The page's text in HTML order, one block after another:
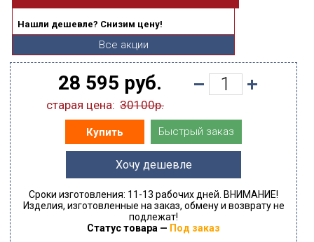
Нашли дешевле? Снизим цену!
Все акции
28 595 руб.
старая цена: 30100р.
Купить Быстрый заказ
Хочу дешевле
Сроки изготовления: 11-13 рабочих дней. ВНИМАНИЕ!
Изделия, изготовленные на заказ, обмену и возврату не
подлежат!
Статус товара — Под заказ